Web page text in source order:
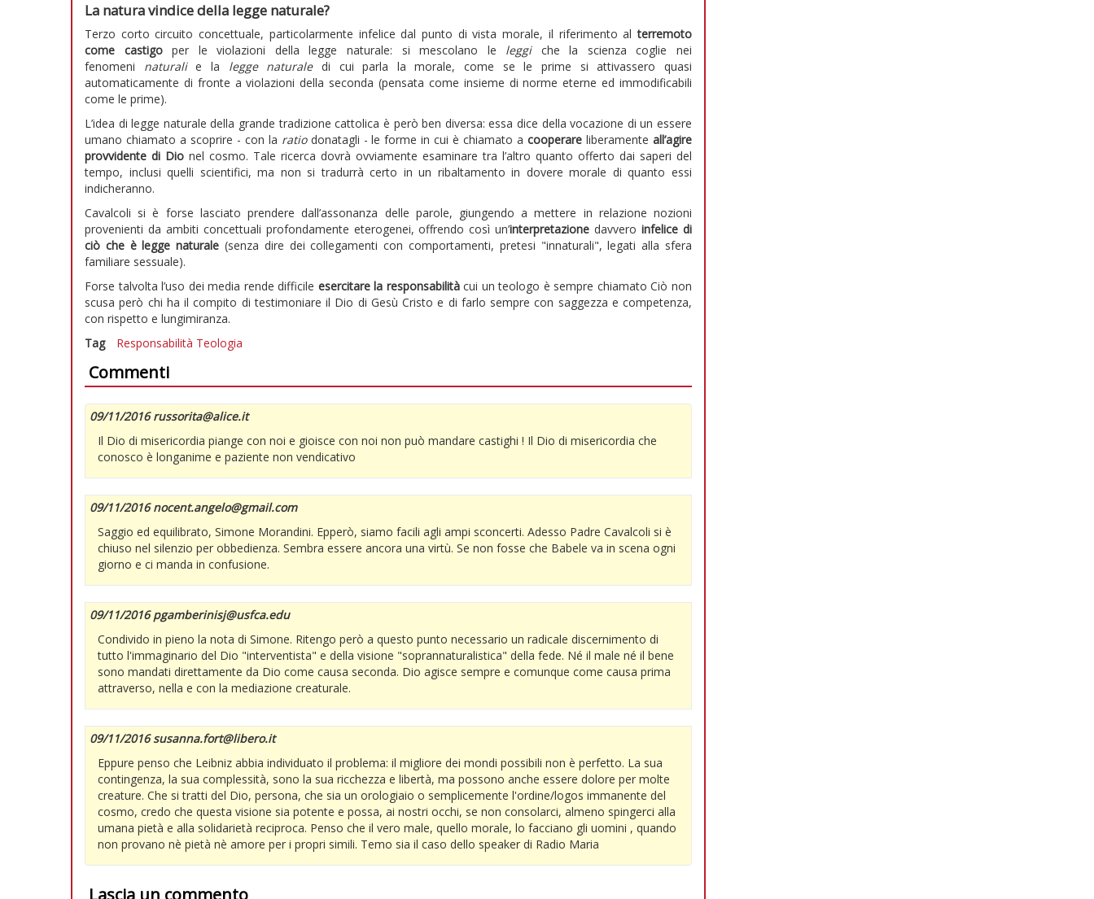
La natura vindice della legge naturale?
Terzo corto circuito concettuale, particolarmente infelice dal punto di vista morale, il riferimento alterremoto
come castigoper le violazioni della legge naturale: si mescolano le leggiche la scienza coglie nei
fenomeni naturalie la legge naturale di cui parla la morale, come se le prime si attivassero quasi
automaticamente di fronte a violazioni della seconda (pensata come insieme di norme eterne ed immodificabili
come le prime).
L’idea di legge naturale della grande tradizione cattolica è però ben diversa: essa dice della vocazione di un essere
umano chiamato a scoprire - con la ratiodonatagli - le forme in cui è chiamato acooperareliberamenteall’agire
provvidente di Dio nel cosmo. Tale ricerca dovrà ovviamente esaminare tra l’altro quanto offerto dai saperi del
tempo, inclusi quelli scientifici, ma non si tradurrà certo in un ribaltamento in dovere morale di quanto essi
indicheranno.
Cavalcoli si è forse lasciato prendere dall’assonanza delle parole, giungendo a mettere in relazione nozioni
provenienti da ambiti concettuali profondamente eterogenei, offrendo così un’interpretazionedavveroinfelice di
ciò che è legge naturale (senza dire dei collegamenti con comportamenti, pretesi "innaturali", legati alla sfera
familiare sessuale).
Forse talvolta l’uso dei media rende difficile esercitare la responsabilitàcui un teologo è sempre chiamato Ciò non
scusa però chi ha il compito di testimoniare il Dio di Gesù Cristo e di farlo sempre con saggezza e competenza,
con rispetto e lungimiranza.
Tag
Responsabilità Teologia
Commenti
09/11/2016 russorita@alice.it
Il Dio di misericordia piange con noi e gioisce con noi non può mandare castighi ! Il Dio di misericordia che
conosco è longanime e paziente non vendicativo
09/11/2016 nocent.angelo@gmail.com
Saggio ed equilibrato, Simone Morandini. Epperò, siamo facili agli ampi sconcerti. Adesso Padre Cavalcoli si è
chiuso nel silenzio per obbedienza. Sembra essere ancora una virtù. Se non fosse che Babele va in scena ogni
giorno e ci manda in confusione.
09/11/2016 pgamberinisj@usfca.edu
Condivido in pieno la nota di Simone. Ritengo però a questo punto necessario un radicale discernimento di
tutto l'immaginario del Dio "interventista" e della visione "soprannaturalistica" della fede. Né il male né il bene
sono mandati direttamente da Dio come causa seconda. Dio agisce sempre e comunque come causa prima
attraverso, nella e con la mediazione creaturale.
09/11/2016 susanna.fort@libero.it
Eppure penso che Leibniz abbia individuato il problema: il migliore dei mondi possibili non è perfetto. La sua
contingenza, la sua complessità, sono la sua ricchezza e libertà, ma possono anche essere dolore per molte
creature. Che si tratti del Dio, persona, che sia un orologiaio o semplicemente l'ordine/logos immanente del
cosmo, credo che questa visione sia potente e possa, ai nostri occhi, se non consolarci, almeno spingerci alla
umana pietà e alla solidarietà reciproca. Penso che il vero male, quello morale, lo facciano gli uomini , quando
non provano nè pietà nè amore per i propri simili. Temo sia il caso dello speaker di Radio Maria